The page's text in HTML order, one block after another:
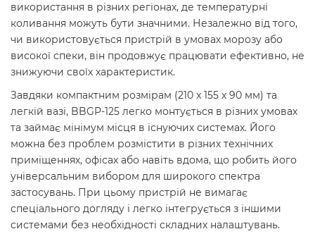
використання в різних регіонах, де температурні
коливання можуть бути значними. Незалежно від того,
чи використовується пристрій в умовах морозу або
високої спеки, він продовжує працювати ефективно, не
знижуючи своїх характеристик.
Завдяки компактним розмірам (210 x 155 x 90 мм) та
легкій вазі, BBGP-125 легко монтується в різних умовах
та займає мінімум місця в існуючих системах. Його
можна без проблем розмістити в різних технічних
приміщеннях, офісах або навіть вдома, що робить його
універсальним вибором для широкого спектра
застосувань. При цьому пристрій не вимагає
спеціального догляду і легко інтегрується з іншими
системами без необхідності складних налаштувань.